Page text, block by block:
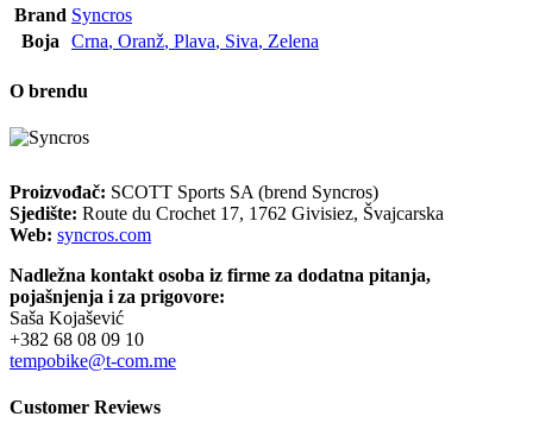
Brand Syncros
Boja
Crna, Oranž, Plava, Siva, Zelena
O brendu
Proizvođač: SCOTT Sports SA (brend Syncros)
Sjedište: Route du Crochet 17, 1762 Givisiez, Švajcarska
Web: syncros.com
Nadležna kontakt osoba iz firme za dodatna pitanja,
pojašnjenja i za prigovore:
Saša Kojašević
+382 68 08 09 10
tempobike@t-com.me
Customer Reviews